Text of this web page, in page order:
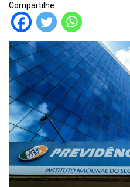
Compartilhe